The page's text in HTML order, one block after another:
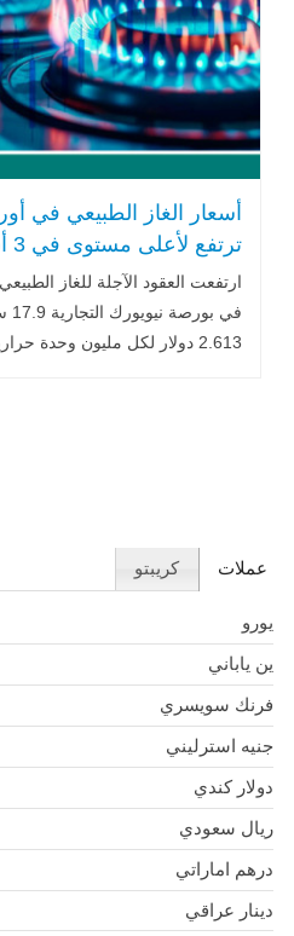
أسعار الغاز الطبيعي في
ترتفع لأعلى مستوى في 3 أشهر
ارتفعت العقود الآجلة للغاز
2.613 دولار لكل مليون وحدة حرارية بريطانية .. اقرا المزيد
عملات كريبتو
يورو
ين ياباني
فرنك سويسري
جنيه استرليني
دولار كندي
ريال سعودي
درهم اماراتي
دينار عراقي